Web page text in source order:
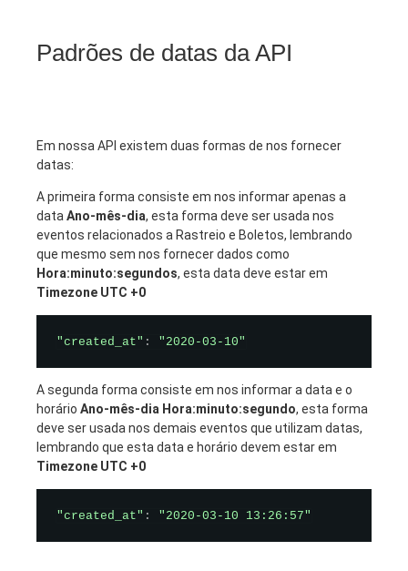
Padrões de datas da API
Em nossa API existem duas formas de nos fornecer
datas:
A primeira forma consiste em nos informar apenas a
dataAno-mês-dia, esta forma deve ser usada nos
eventos relacionados a Rastreio e Boletos, lembrando
que mesmo sem nos fornecer dados como
Hora:minuto:segundos, esta data deve estar em
Timezone UTC +0
"created_at" : "2020-03-10"
A segunda forma consiste em nos informar a data e o
horário Ano-mês-dia Hora:minuto:segundo, esta forma
deve ser usada nos demais eventos que utilizam datas,
lembrando que esta data e horário devem estar em
Timezone UTC +0
"created_at" : "2020-03-10 13:26:57"